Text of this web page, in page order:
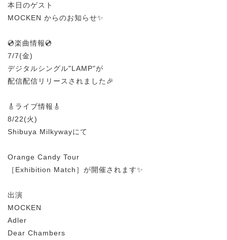
本日のゲスト
MOCKEN からのお知らせ✨
💿楽曲情報💿
7/7(金)
デジタルシングル"LAMP"が
配信配信リリースされました🎉
🎸ライブ情報🎸
8/22(火)
Shibuya Milkywayにて
Orange Candy Tour
［Exhibition Match］が開催されます✨
出演
MOCKEN
Adler
Dear Chambers